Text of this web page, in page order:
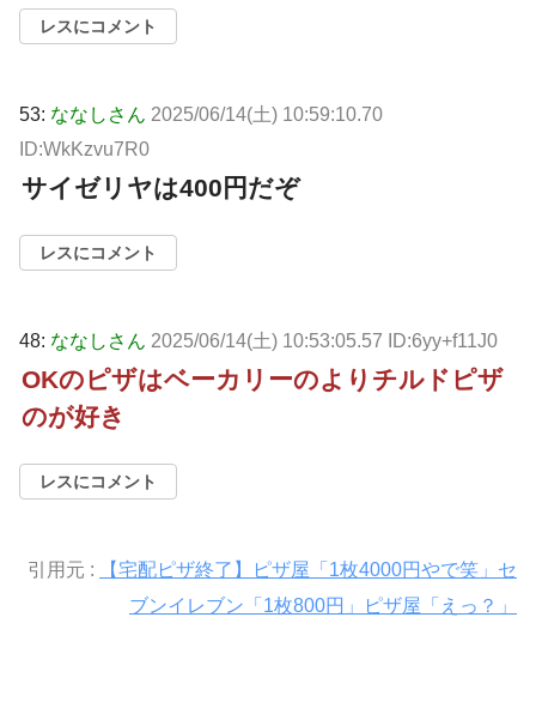
レスにコメント
53: ななしさん 2025/06/14(土) 10:59:10.70
ID:WkKzvu7R0
サイゼリヤは400円だぞ
レスにコメント
48: ななしさん 2025/06/14(土) 10:53:05.57 ID:6yy+f11J0
OKのピザはベーカリーのよりチルドピザ
のが好き
レスにコメント
引用元 :
【宅配ピザ終了】ピザ屋「1枚4000円やで笑」セ
ブンイレブン「1枚800円」ピザ屋「えっ？」